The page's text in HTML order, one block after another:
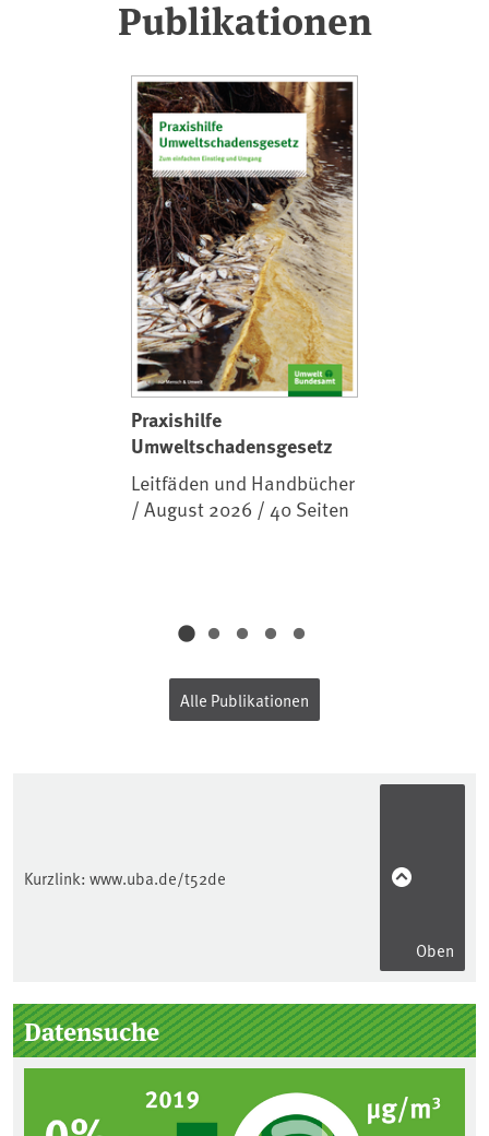
Publikationen
Praxishilfe
Umweltschadensgesetz
Leitfäden und Handbücher
/ August 2026 / 40 Seiten
Alle Publikationen
Kurzlink: www.uba.de/t52de
Oben
Seitenleiste
Datensuche